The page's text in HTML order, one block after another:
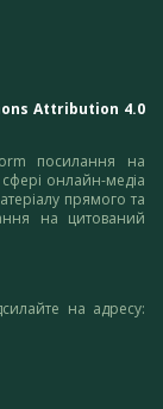
Attribution 4.0
посилання на
сфері онлайн-медіа
прямого та
на цитований
на адресу: